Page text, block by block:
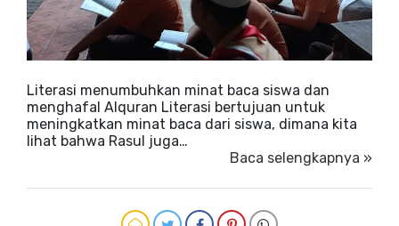
Literasi menumbuhkan minat baca siswa dan
menghafal Alquran Literasi bertujuan untuk
meningkatkan minat baca dari siswa, dimana kita
lihat bahwa Rasul juga…
Baca selengkapnya »